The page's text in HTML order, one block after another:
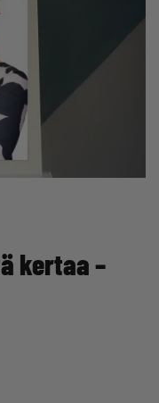
kertaa –